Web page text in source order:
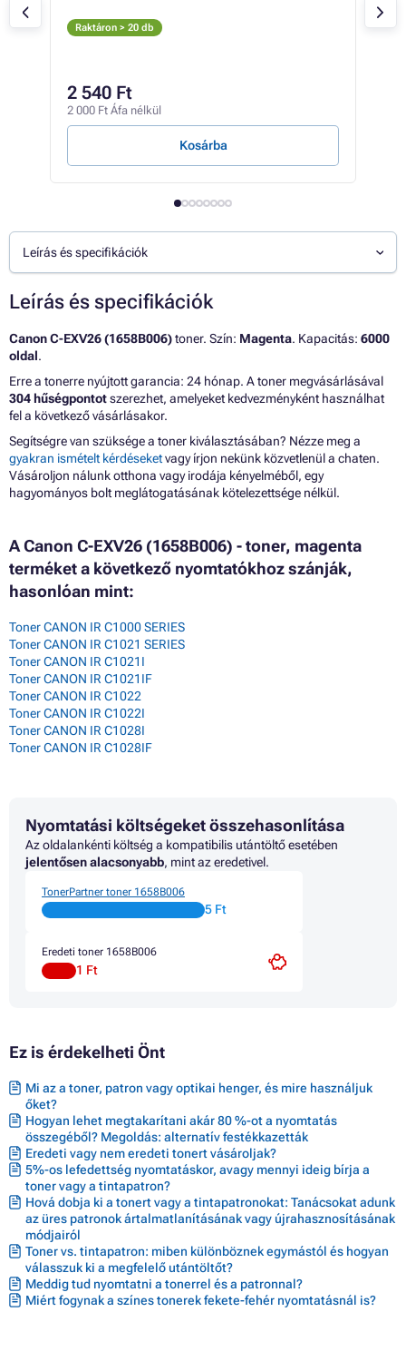
Raktáron > 20 db
2 540 Ft
2 000 Ft Áfa nélkül
Kosárba
Leírás és specifikációk
Leírás és specifikációk
Canon C-EXV26 (1658B006)toner. Szín: Magenta. Kapacitás: 6000
oldal.
Erre a tonerre nyújtott garancia: 24 hónap. A toner megvásárlásával
304 hűségpontotszerezhet, amelyeket kedvezményként használhat
fel a következő vásárlásakor.
Segítségre van szüksége a toner kiválasztásában? Nézze meg a
gyakran ismételt kérdéseketvagy írjon nekünk közvetlenül a chaten.
Vásároljon nálunk otthona vagy irodája kényelméből, egy
hagyományos bolt meglátogatásának kötelezettsége nélkül.
A Canon C-EXV26 (1658B006) - toner, magenta
terméket a következő nyomtatókhoz szánják,
hasonlóan mint:
Toner CANON IR C1000 SERIES
Toner CANON IR C1021 SERIES
Toner CANON IR C1021I
Toner CANON IR C1021IF
Toner CANON IR C1022
Toner CANON IR C1022I
Toner CANON IR C1028I
Toner CANON IR C1028IF
Nyomtatási költségeket összehasonlítása
Az oldalankénti költség a kompatibilis utántöltő esetében
jelentősen alacsonyabb, mint az eredetivel.
TonerPartner toner 1658B006
5 Ft
Eredeti toner 1658B006
1 Ft
Ez is érdekelheti Önt
Mi az a toner, patron vagy optikai henger, és mire használjuk
őket?
Hogyan lehet megtakarítani akár 80 %-ot a nyomtatás
összegéből? Megoldás: alternatív festékkazetták
Eredeti vagy nem eredeti tonert vásároljak?
5%-os lefedettség nyomtatáskor, avagy mennyi ideig bírja a
toner vagy a tintapatron?
Hová dobja ki a tonert vagy a tintapatronokat: Tanácsokat adunk
az üres patronok ártalmatlanításának vagy újrahasznosításának
módjairól
Toner vs. tintapatron: miben különböznek egymástól és hogyan
válasszuk ki a megfelelő utántöltőt?
Meddig tud nyomtatni a tonerrel és a patronnal?
Miért fogynak a színes tonerek fekete-fehér nyomtatásnál is?